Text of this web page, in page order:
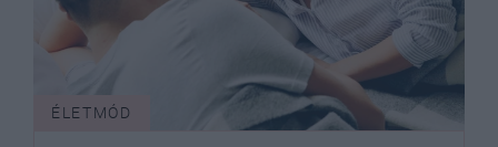
ÉLETMÓD